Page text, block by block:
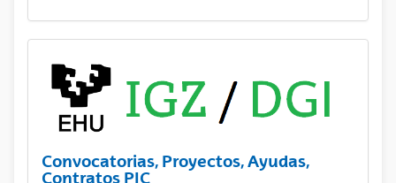
Convocatorias, Proyectos, Ayudas,
Contratos PIC